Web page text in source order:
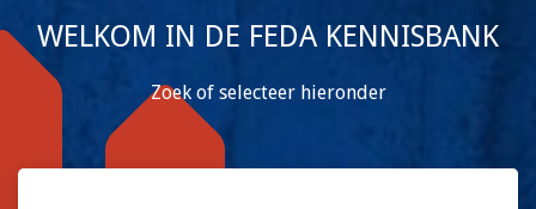
WELKOM IN DE FEDA KENNISBANK
Zoek of selecteer hieronder